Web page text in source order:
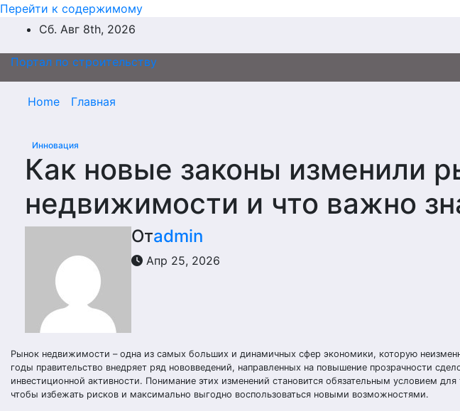
Перейти к содержимому
Сб. Авг 8th, 2026
Портал по строительству
Home Главная
Инновация
Как новые законы изменили
недвижимости и что важно
Отadmin
Апр 25, 2026
Рынок недвижимости – одна из самых больших и динамичных сфер экономики, которую
годы правительство внедряет ряд нововведений, направленных на повышение прозрачности
инвестиционной активности. Понимание этих изменений становится обязательным условием
чтобы избежать рисков и максимально выгодно воспользоваться новыми возможностями.